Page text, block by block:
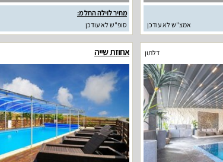
אמצ"ש לא עודכן
מחיר לוילה החל מ:
סופ"ש לא עודכן
דלתון אחוזת שייה